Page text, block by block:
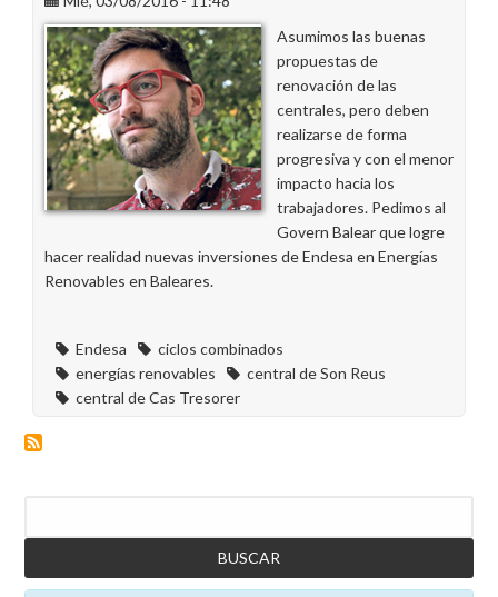
Asumimos las buenas
propuestas de
renovación de las
centrales, pero deben
realizarse de forma
progresiva y con el menor
impacto hacia los
trabajadores. Pedimos al
Govern Balear que logre
hacer realidad nuevas inversiones de Endesa en Energías
Renovables en Baleares.
Endesa
ciclos combinados
energías renovables
central de Son Reus
central de Cas Tresorer